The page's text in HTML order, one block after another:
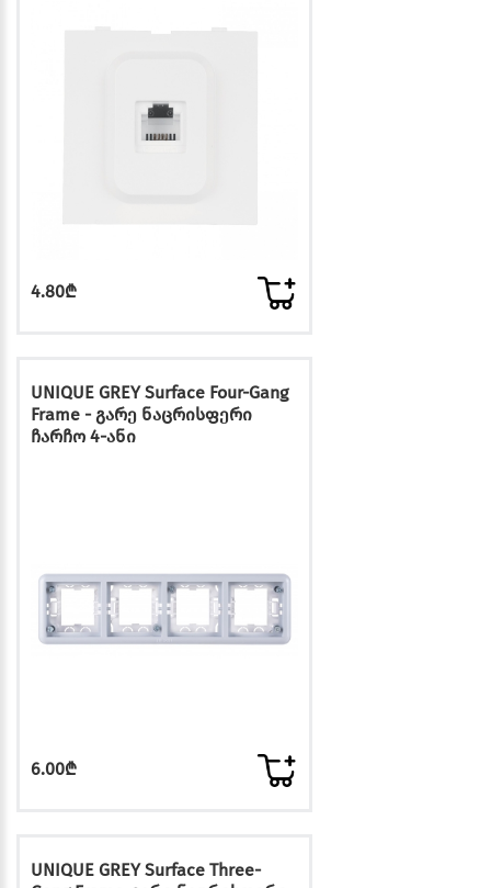
4.80₾
UNIQUE GREY Surface Four-Gang
Frame - გარე ნაცრისფერი
ჩარჩო 4-ანი
6.00₾
UNIQUE GREY Surface Three-